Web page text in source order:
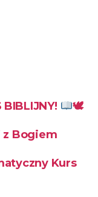
BIBLIJNY! 🕊
z Bogiem
Kurs